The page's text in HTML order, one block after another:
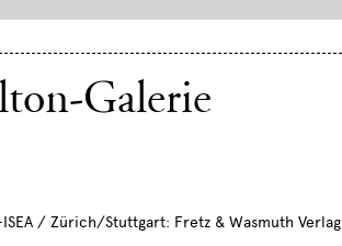
Galerie
/ Zürich/Stuttgart: Fretz & Wasmuth Verlag